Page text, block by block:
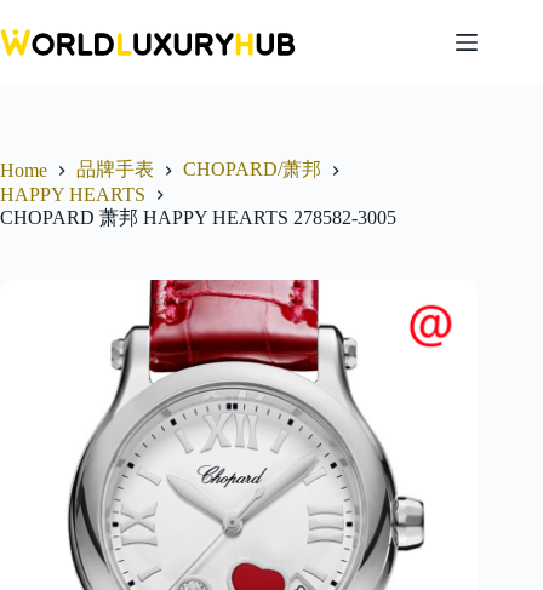
to
content
Home 品牌手表
CHOPARD/萧邦
HAPPY HEARTS
CHOPARD 萧邦 HAPPY HEARTS 278582-3005